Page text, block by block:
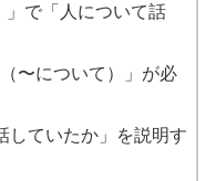
」で「人について話
（〜について）」が必
していたか」を説明す